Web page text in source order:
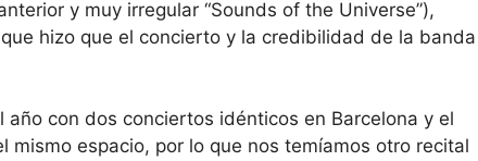
y muy irregular “Sounds of the Universe”),
hizo que el concierto y la credibilidad de la banda
con dos conciertos idénticos en Barcelona y el
mismo espacio, por lo que nos temíamos otro recital